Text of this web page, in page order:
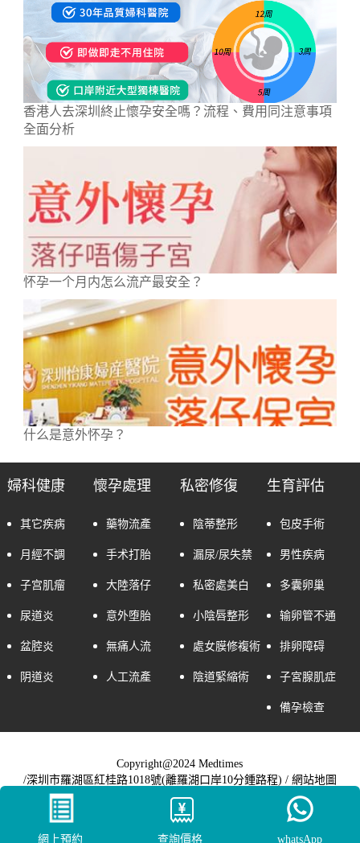
網上預約 查詢價格 whatsApp
香港人去深圳終止懷孕安全嗎？流程、費用同注意事項
全面分析
怀孕一个月内怎么流产最安全？
什么是意外怀孕？
婦科健康
其它疾病
月經不調
子宫肌瘤
尿道炎
盆腔炎
阴道炎
懷孕處理
藥物流產
手术打胎
大陸落仔
意外堕胎
無痛人流
人工流產
私密修復
陰蒂整形
漏尿/尿失禁
私密處美白
小陰唇整形
處女膜修複術
陰道緊縮術
生育評估
包皮手術
男性疾病
多囊卵巢
输卵管不通
排卵障碍
子宮腺肌症
備孕檢查
Copyright@2024 Medtimes
/深圳市羅湖區紅桂路1018號(離羅湖口岸10分鍾路程) / 網站地圖